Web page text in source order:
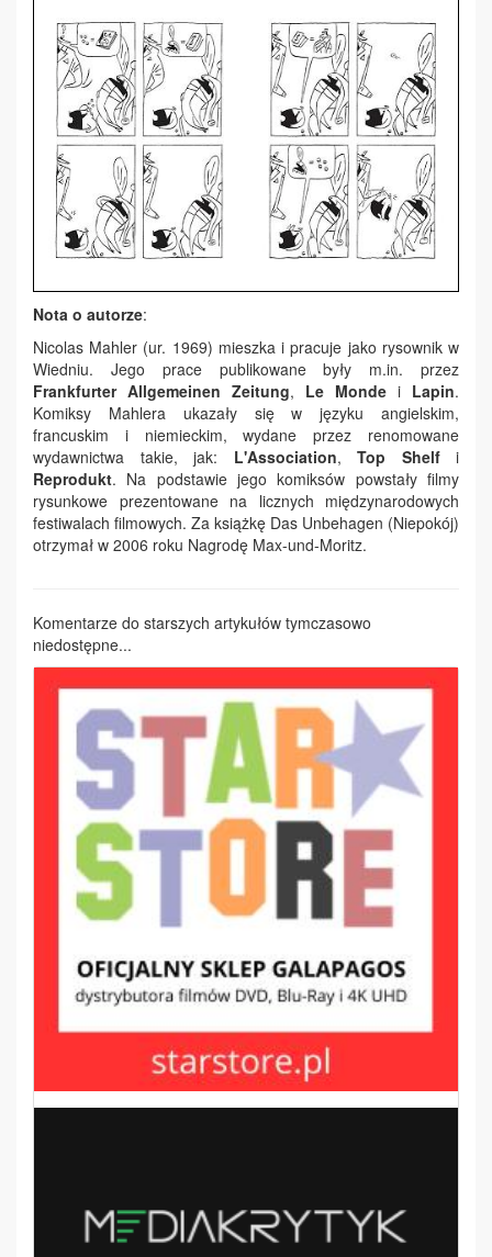
Nota o autorze:
Nicolas Mahler (ur. 1969) mieszka i pracuje jako rysownik w
Wiedniu. Jego prace publikowane były m.in. przez
Frankfurter Allgemeinen Zeitung, Le Monde i Lapin.
Komiksy Mahlera ukazały się w języku angielskim,
francuskim i niemieckim, wydane przez renomowane
wydawnictwa takie, jak: L'Association, Top Shelfi
Reprodukt. Na podstawie jego komiksów powstały filmy
rysunkowe prezentowane na licznych międzynarodowych
festiwalach filmowych. Za książkę Das Unbehagen (Niepokój)
otrzymał w 2006 roku Nagrodę Max-und-Moritz.
Komentarze do starszych artykułów tymczasowo
niedostępne...